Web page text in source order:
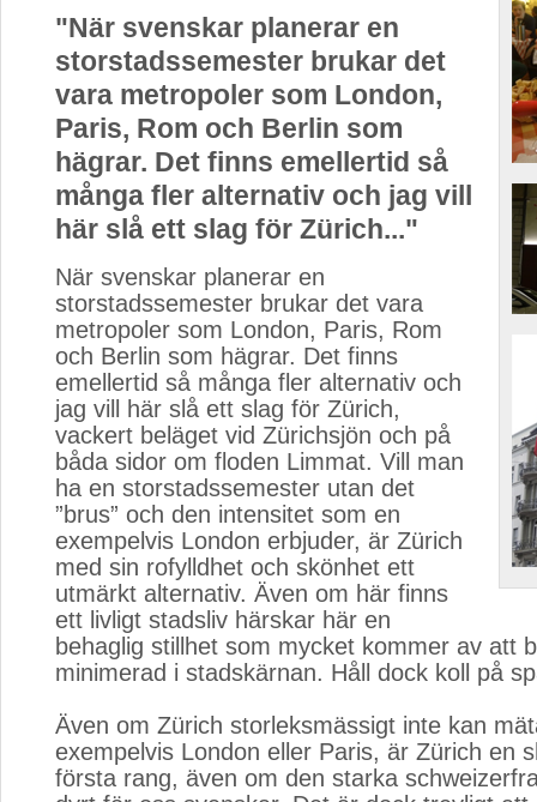
"När svenskar planerar en
storstadssemester brukar det
vara metropoler som London,
Paris, Rom och Berlin som
hägrar. Det finns emellertid så
många fler alternativ och jag vill
här slå ett slag för Zürich..."
När svenskar planerar en
storstadssemester brukar det vara
metropoler som London, Paris, Rom
och Berlin som hägrar. Det finns
emellertid så många fler alternativ och
jag vill här slå ett slag för Zürich,
vackert beläget vid Zürichsjön och på
båda sidor om floden Limmat. Vill man
ha en storstadssemester utan det
”brus” och den intensitet som en
exempelvis London erbjuder, är Zürich
med sin rofylldhet och skönhet ett
utmärkt alternativ. Även om här finns
ett livligt stadsliv härskar här en
behaglig stillhet som mycket kommer av att
minimerad i stadskärnan. Håll dock koll på
Även om Zürich storleksmässigt inte kan
exempelvis London eller Paris, är Zürich en
första rang, även om den starka